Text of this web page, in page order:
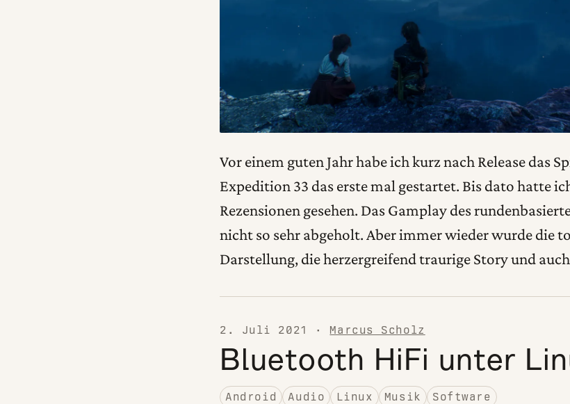
Vor einem guten Jahr habe ich kurz nach Release das
Expedition 33 das erste mal gestartet. Bis dato hatte
Rezensionen gesehen. Das Gamplay des
nicht so sehr abgeholt. Aber immer wieder wurde die
Darstellung, die herzergreifend traurige Story und
2. Juli 2021 · Marcus Scholz
Bluetooth HiFi unter
Android Audio Linux Musik Software